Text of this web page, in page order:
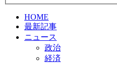
HOME
最新記事
ニュース
政治
経済